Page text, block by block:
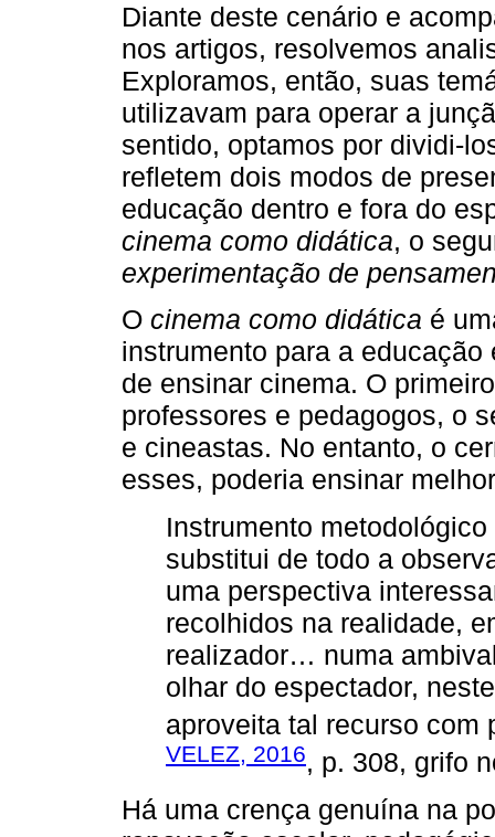
Diante deste cenário e
nos artigos, resolvemos
Exploramos, então, suas
utilizavam para operar a
sentido, optamos por dividi-
refletem dois modos de
educação dentro e fora do
cinema como didática, o
experimentação de
O cinema como didática é
instrumento para a
de ensinar cinema. O
professores e pedagogos, o
e cineastas. No entanto, o
esses, poderia ensinar
Instrumento
substitui de todo a
uma perspectiva
recolhidos na realidade,
realizador… numa
olhar do espectador,
aproveita tal recurso com
VELEZ, 2016, p. 308, grifo
Há uma crença genuína na